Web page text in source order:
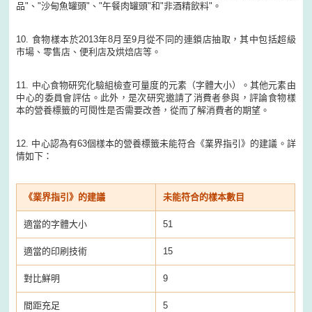
品"、"沙甸魚罐頭"、"午餐肉罐頭"和"非酒精飲料"。
10. 食物樣本於2013年8月至9月從不同的連鎖店抽取，其中包括超級
市場、零售店、便利店及烘焙店等。
11. 中心食物研究化驗組檢查可量度的元素（字體大小）。其他元素由
中心的委員會評估。此外，是次研究邀請了消費者參與，評論食物樣
本的營養標籤的可閱性是否需要改善，從而了解消費者的期望。
12. 中心認為有63個樣本的營養標籤未能符合《業界指引》的建議。詳
情如下：
《業界指引》的建議 未能符合的樣本數目
適當的字體大小 51
適當的印刷技術 15
對比鮮明 9
間距充足 5